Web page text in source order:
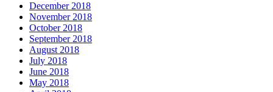
December 2018
November 2018
October 2018
September 2018
August 2018
July 2018
June 2018
May 2018